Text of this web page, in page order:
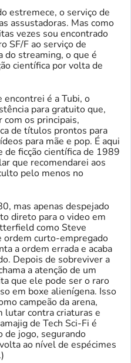
estremece, o serviço de
assustadoras. Mas como
vezes sou encontrado
SF/F ao serviço de
do streaming, o que é
científica por volta de
é a Tubi, o
para gratuito que,
os principais,
de títulos prontos para
para mãe e pop. É aqui
de ficção científica de 1989
que recomendarei aos
pelo menos no
mas apenas despejado
direto para o video em
como Steve
ordem curto-empregado
a ordem errada e acaba
Depois de sobreviver a
a atenção de um
que ele pode ser o raro
em boxe alienígena. Isso
campeão da arena,
lutar contra criaturas e
de Tech Sci-Fi é
de jogo, segurando
ao nível de espécimes